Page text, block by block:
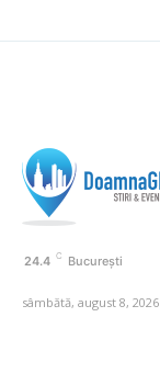
24.4 C București
sâmbătă, august 8, 2026